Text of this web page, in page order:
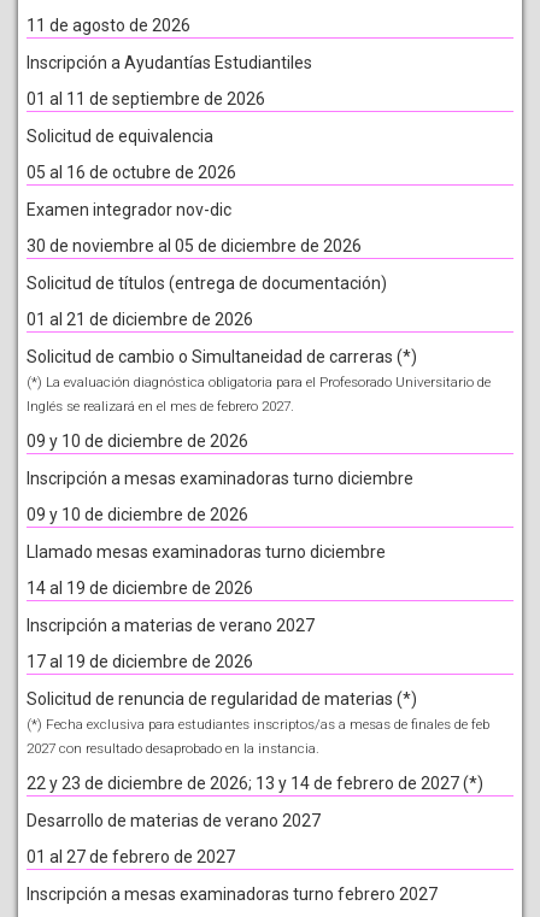
11 de agosto de 2026
Inscripción a Ayudantías Estudiantiles
01 al 11 de septiembre de 2026
Solicitud de equivalencia
05 al 16 de octubre de 2026
Examen integrador nov-dic
30 de noviembre al 05 de diciembre de 2026
Solicitud de títulos (entrega de documentación)
01 al 21 de diciembre de 2026
Solicitud de cambio o Simultaneidad de carreras (*)
(*) La evaluación diagnóstica obligatoria para el Profesorado Universitario de
Inglés se realizará en el mes de febrero 2027.
09 y 10 de diciembre de 2026
Inscripción a mesas examinadoras turno diciembre
09 y 10 de diciembre de 2026
Llamado mesas examinadoras turno diciembre
14 al 19 de diciembre de 2026
Inscripción a materias de verano 2027
17 al 19 de diciembre de 2026
Solicitud de renuncia de regularidad de materias (*)
(*) Fecha exclusiva para estudiantes inscriptos/as a mesas de finales de feb
2027 con resultado desaprobado en la instancia.
22 y 23 de diciembre de 2026; 13 y 14 de febrero de 2027 (*)
Desarrollo de materias de verano 2027
01 al 27 de febrero de 2027
Inscripción a mesas examinadoras turno febrero 2027